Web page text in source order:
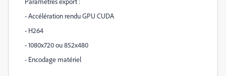
- Accélération rendu GPU CUDA
- H264
- 1080x720 ou 852x480
- Encodage matériel